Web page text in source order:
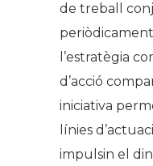
de treball
l’estratègia
d’acció
iniciativa
línies
impulsin el